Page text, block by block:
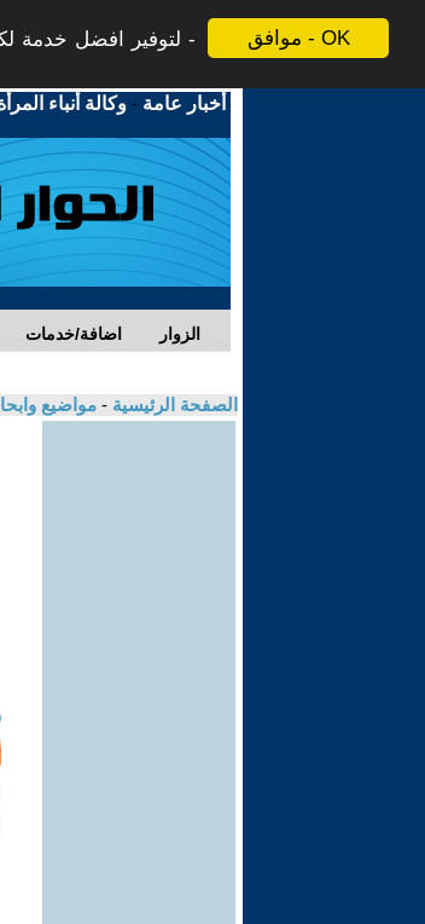
موافق - OK
لتوفير افضل خدمة
أخبار عامة -وكالة أنباء
اضافة/خدمات الزوار
الصفحة الرئيسية - مواضيع